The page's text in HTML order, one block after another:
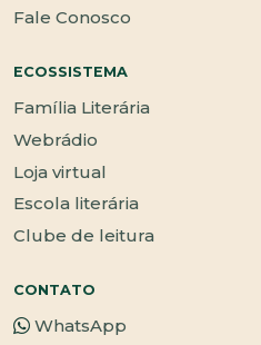
Fale Conosco
ECOSSISTEMA
Família Literária
Webrádio
Loja virtual
Escola literária
Clube de leitura
CONTATO
WhatsApp